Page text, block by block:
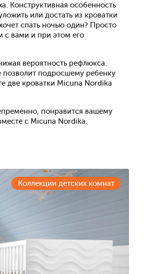
Конструктивная особенность
или достать из кроватки
спать ночью один? Просто
с вами и при этом его
вероятность рефлюкса.
подросшему ребенку
две кроватки Micuna Nordika
понравится вашему
с Micuna Nordika.
Коллекции детских комнат